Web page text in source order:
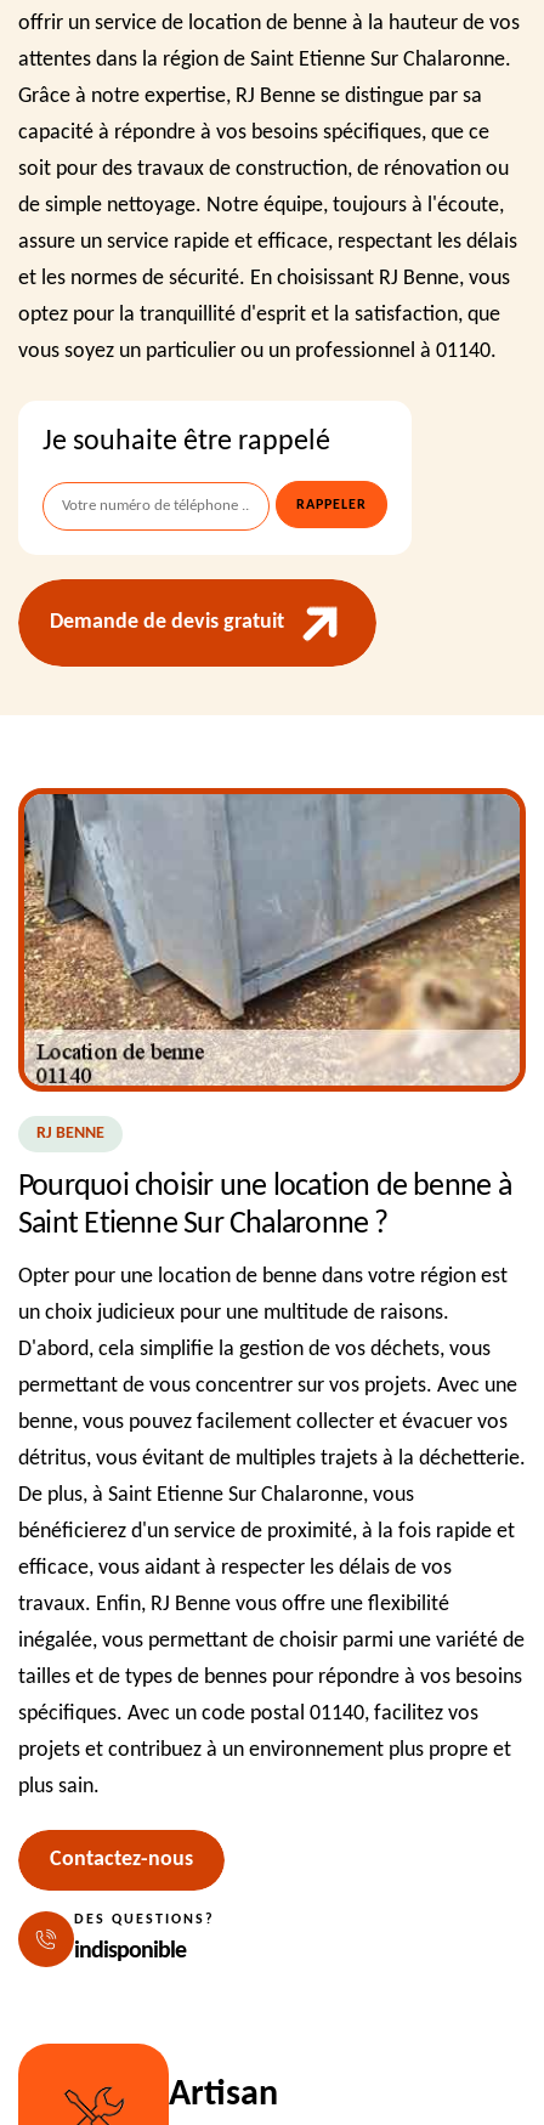
offrir un service de location de benne à la hauteur de vos
attentes dans la région de Saint Etienne Sur Chalaronne.
Grâce à notre expertise, RJ Benne se distingue par sa
capacité à répondre à vos besoins spécifiques, que ce
soit pour des travaux de construction, de rénovation ou
de simple nettoyage. Notre équipe, toujours à l'écoute,
assure un service rapide et efficace, respectant les délais
et les normes de sécurité. En choisissant RJ Benne, vous
optez pour la tranquillité d'esprit et la satisfaction, que
vous soyez un particulier ou un professionnel à 01140.
Je souhaite être rappelé
Demande de devis gratuit
RJ BENNE
Pourquoi choisir une location de benne à
Saint Etienne Sur Chalaronne ?
Opter pour une location de benne dans votre région est
un choix judicieux pour une multitude de raisons.
D'abord, cela simplifie la gestion de vos déchets, vous
permettant de vous concentrer sur vos projets. Avec une
benne, vous pouvez facilement collecter et évacuer vos
détritus, vous évitant de multiples trajets à la déchetterie.
De plus, à Saint Etienne Sur Chalaronne, vous
bénéficierez d'un service de proximité, à la fois rapide et
efficace, vous aidant à respecter les délais de vos
travaux. Enfin, RJ Benne vous offre une flexibilité
inégalée, vous permettant de choisir parmi une variété de
tailles et de types de bennes pour répondre à vos besoins
spécifiques. Avec un code postal 01140, facilitez vos
projets et contribuez à un environnement plus propre et
plus sain.
Contactez-nous
DES QUESTIONS?
indisponible
Artisan